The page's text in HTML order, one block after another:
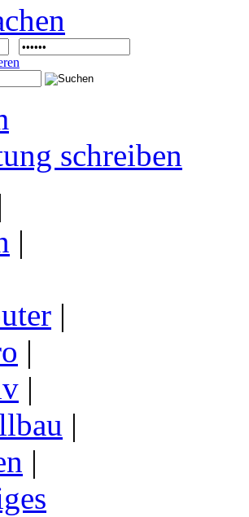
schreiben
|
|
|
|
|
|
|